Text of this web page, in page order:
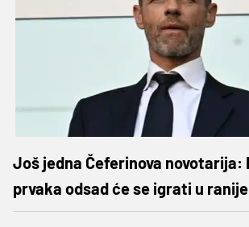
Još jedna Čeferinova novotarija:
prvaka odsad će se igrati u